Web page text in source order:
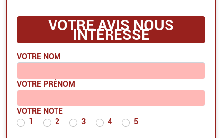
VOTRE AVIS NOUS
INTÉRESSE
VOTRE NOM
VOTRE PRÉNOM
VOTRE NOTE
1
2 3 4 5